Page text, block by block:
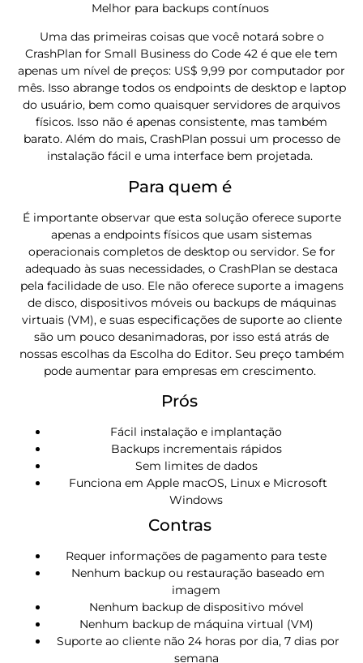
Melhor para backups contínuos
Uma das primeiras coisas que você notará sobre o
CrashPlan for Small Business do Code 42 é que ele tem
apenas um nível de preços: US$ 9,99 por computador por
mês. Isso abrange todos os endpoints de desktop e laptop
do usuário, bem como quaisquer servidores de arquivos
físicos. Isso não é apenas consistente, mas também
barato. Além do mais, CrashPlan possui um processo de
instalação fácil e uma interface bem projetada.
Para quem é
É importante observar que esta solução oferece suporte
apenas a endpoints físicos que usam sistemas
operacionais completos de desktop ou servidor. Se for
adequado às suas necessidades, o CrashPlan se destaca
pela facilidade de uso. Ele não oferece suporte a imagens
de disco, dispositivos móveis ou backups de máquinas
virtuais (VM), e suas especificações de suporte ao cliente
são um pouco desanimadoras, por isso está atrás de
nossas escolhas da Escolha do Editor. Seu preço também
pode aumentar para empresas em crescimento.
Prós
Fácil instalação e implantação
Backups incrementais rápidos
Sem limites de dados
Funciona em Apple macOS, Linux e Microsoft
Windows
Contras
Requer informações de pagamento para teste
Nenhum backup ou restauração baseado em
imagem
Nenhum backup de dispositivo móvel
Nenhum backup de máquina virtual (VM)
Suporte ao cliente não 24 horas por dia, 7 dias por
semana